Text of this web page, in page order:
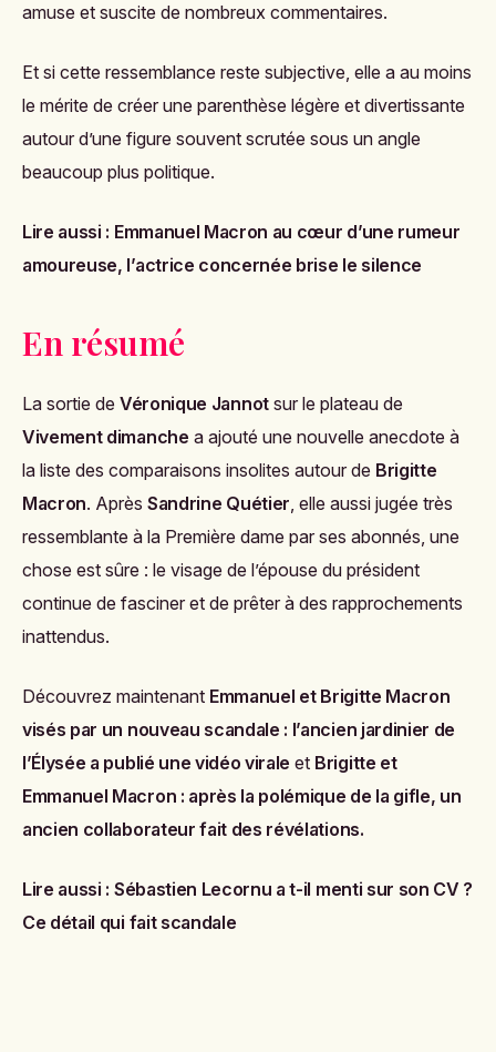
amuse et suscite de nombreux commentaires.
Et si cette ressemblance reste subjective, elle a au moins
le mérite de créer une parenthèse légère et divertissante
autour d’une figure souvent scrutée sous un angle
beaucoup plus politique.
Lire aussi : Emmanuel Macron au cœur d’une rumeur
amoureuse, l’actrice concernée brise le silence
En résumé
La sortie de Véronique Jannotsur le plateau de
Vivement dimanche a ajouté une nouvelle anecdote à
la liste des comparaisons insolites autour de Brigitte
Macron. AprèsSandrine Quétier, elle aussi jugée très
ressemblante à la Première dame par ses abonnés, une
chose est sûre : le visage de l’épouse du président
continue de fasciner et de prêter à des rapprochements
inattendus.
Découvrez maintenant Emmanuel et Brigitte Macron
visés par un nouveau scandale : l’ancien jardinier de
l’Élysée a publié une vidéo virale et Brigitte et
Emmanuel Macron : après la polémique de la gifle, un
ancien collaborateur fait des révélations.
Lire aussi : Sébastien Lecornu a t-il menti sur son CV ?
Ce détail qui fait scandale